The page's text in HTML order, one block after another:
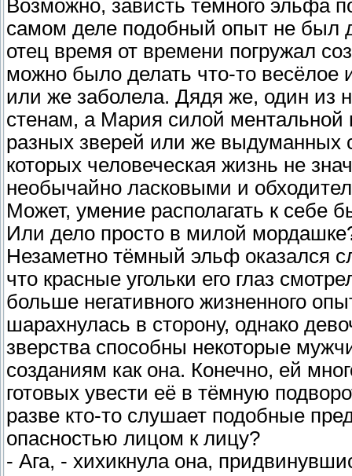
Возможно, зависть тёмного эльфа
самом деле подобный опыт не был
отец время от времени погружал
можно было делать что-то весёлое
или же заболела. Дядя же, один из
стенам, а Мария силой
разных зверей или же выдуманных
которых человеческая жизнь не
необычайно ласковыми и
Может, умение располагать к себе
Или дело просто в милой
Незаметно тёмный эльф оказался
что красные угольки его глаз
больше негативного жизненного
шарахнулась в сторону, однако
зверства способны некоторые
созданиям как она. Конечно, ей
готовых увести её в тёмную
разве кто-то слушает подобные
опасностью лицом к лицу?
- Ага, - хихикнула она,